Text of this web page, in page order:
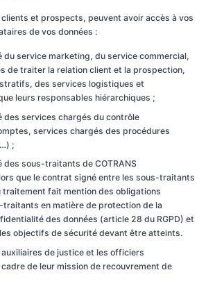
et prospects, peuvent avoir accès à vos
de vos données :
du service marketing, du service commercial,
de traiter la relation client et la prospection,
des services logistiques et
leurs responsables hiérarchiques ;
des services chargés du contrôle
services chargés des procédures
;
des sous-traitants de COTRANS
que le contrat signé entre les sous-traitants
traitement fait mention des obligations
traitants en matière de protection de la
des données (article 28 du RGPD) et
objectifs de sécurité devant être atteints.
de justice et les officiers
de leur mission de recouvrement de